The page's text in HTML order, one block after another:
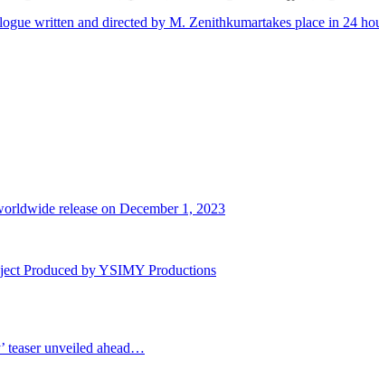
written and directed by M. Zenithkumartakes place in 24
release on December 1, 2023
Produced by YSIMY Productions
teaser unveiled ahead…